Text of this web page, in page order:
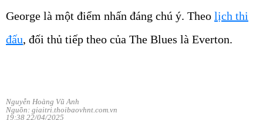
George là một điểm nhấn đáng chú ý. Theo lịch thi
đấu, đối thủ tiếp theo của The Blues là Everton.
Nguyễn Hoàng Vũ Anh
Nguồn: giaitri.thoibaovhnt.com.vn
19:38 22/04/2025